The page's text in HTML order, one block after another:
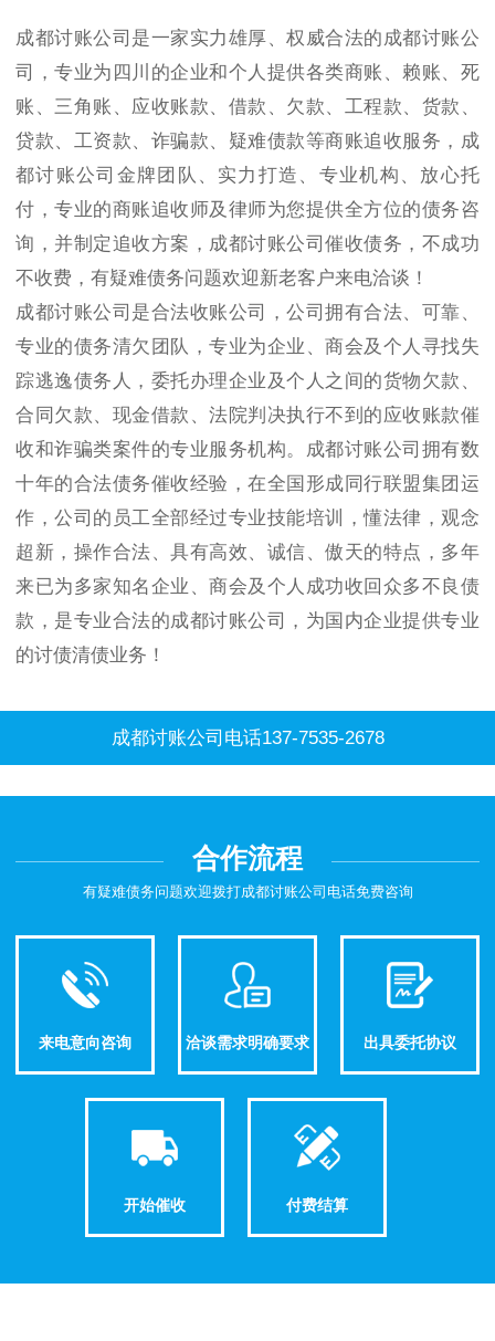
成都讨账公司是一家实力雄厚、权威合法的成都讨账公
司，专业为四川的企业和个人提供各类商账、赖账、死
账、三角账、应收账款、借款、欠款、工程款、货款、
贷款、工资款、诈骗款、疑难债款等商账追收服务，成
都讨账公司金牌团队、实力打造、专业机构、放心托
付，专业的商账追收师及律师为您提供全方位的债务咨
询，并制定追收方案，成都讨账公司催收债务，不成功
不收费，有疑难债务问题欢迎新老客户来电洽谈！
成都讨账公司是合法收账公司，公司拥有合法、可靠、
专业的债务清欠团队，专业为企业、商会及个人寻找失
踪逃逸债务人，委托办理企业及个人之间的货物欠款、
合同欠款、现金借款、法院判决执行不到的应收账款催
收和诈骗类案件的专业服务机构。成都讨账公司拥有数
十年的合法债务催收经验，在全国形成同行联盟集团运
作，公司的员工全部经过专业技能培训，懂法律，观念
超新，操作合法、具有高效、诚信、傲天的特点，多年
来已为多家知名企业、商会及个人成功收回众多不良债
款，是专业合法的成都讨账公司，为国内企业提供专业
的讨债清债业务！
成都讨账公司电话137-7535-2678
合作流程
有疑难债务问题欢迎拨打成都讨账公司电话免费咨询
来电意向咨询 洽谈需求明确要求 出具委托协议
开始催收 付费结算